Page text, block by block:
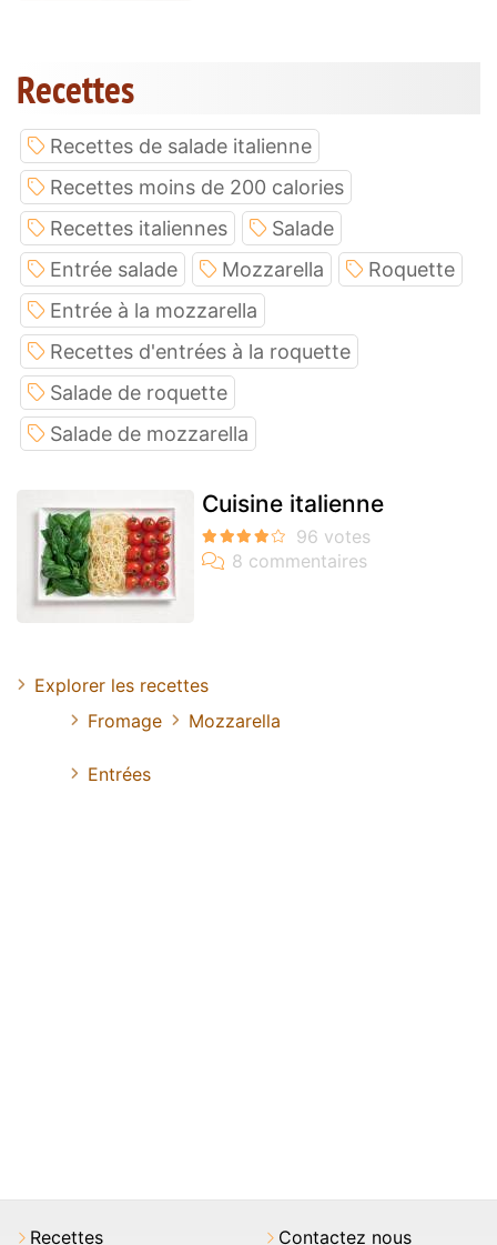
Recettes
Recettes de salade italienne
Recettes moins de 200 calories
Recettes italiennes
Salade
Entrée salade
Mozzarella
Roquette
Entrée à la mozzarella
Recettes d'entrées à la roquette
Salade de roquette
Salade de mozzarella
Cuisine italienne
Explorer les recettes
Fromage
Mozzarella
Entrées
Recettes Contactez nous